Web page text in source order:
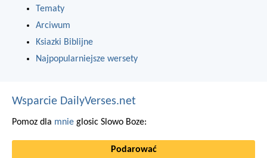
Tematy
Arciwum
Ksiazki Biblijne
Najpopularniejsze wersety
Wsparcie DailyVerses.net
Pomoz dla mnie glosic Slowo Boze:
Podarować